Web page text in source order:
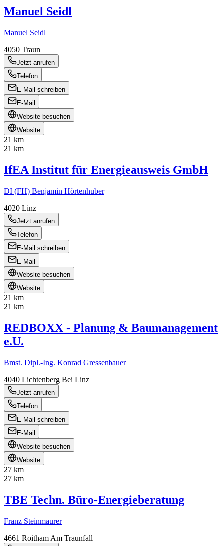
Manuel Seidl
Manuel Seidl
4050 Traun
Jetzt anrufen
Telefon
E-Mail schreiben
E-Mail
Website besuchen
Website
21 km
21 km
IfEA Institut für Energieausweis GmbH
DI (FH) Benjamin Hörtenhuber
4020 Linz
Jetzt anrufen
Telefon
E-Mail schreiben
E-Mail
Website besuchen
Website
21 km
21 km
REDBOXX - Planung & Baumanagement
e.U.
Bmst. Dipl.-Ing. Konrad Gressenbauer
4040 Lichtenberg Bei Linz
Jetzt anrufen
Telefon
E-Mail schreiben
E-Mail
Website besuchen
Website
27 km
27 km
TBE Techn. Büro-Energieberatung
Franz Steinmaurer
4661 Roitham Am Traunfall